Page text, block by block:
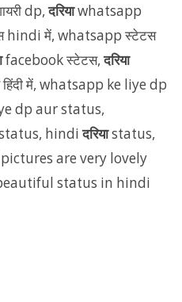
dp,दरियाwhatsapp
hindi में, whatsapp स्टेटस
facebook स्टेटस,दरिया
हिंदी में, whatsapp ke liye dp
dp aur status,
hindiदरियाstatus,
are very lovely
status in hindi